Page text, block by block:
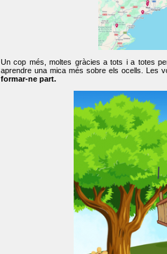
Un cop més, moltes gràcies a tots i a totes
aprendre una mica més sobre els ocells. Les
formar-ne part.